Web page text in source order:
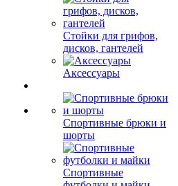
Стойки для грифов,
дисков, гантелей
Аксессуары
Спортивные брюки и
шорты
Спортивные